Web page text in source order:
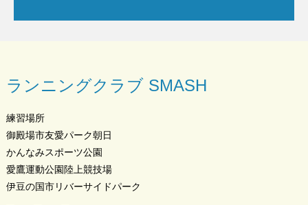
ランニングクラブ SMASH
練習場所
御殿場市友愛パーク朝日
かんなみスポーツ公園
愛鷹運動公園陸上競技場
伊豆の国市リバーサイドパーク